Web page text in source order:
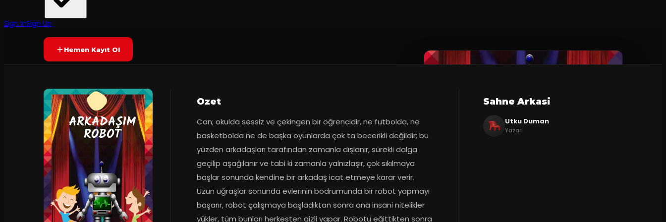
Sign InSign UpSONA ERDI
Hemen Kayıt Ol
Ozet
Can; okulda sessiz ve çekingen bir öğrencidir, ne futbolda, ne
basketbolda ne de başka oyunlarda çok ta becerikli değildir; bu
yüzden arkadaşları tarafından zamanla dışlanır, sürekli dalga
geçilip aşağılanır ve tabi ki zamanla yalnızlaşır, çok sıkılmaya
başlar sonunda kendine bir arkadaş icat etmeye karar verir.
Uzun uğraşlar sonunda evlerinin bodrumunda bir robot yapmayı
başarır, robot çalışmaya başladıktan sonra ona insani nitelikler
yükler, tüm bunları herkesten gizli yapar. Robotu eğittikten sonra
Sahne Arkasi
Utku Duman
Yazar